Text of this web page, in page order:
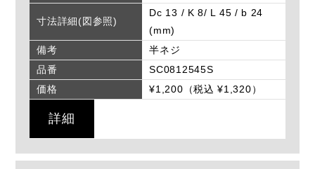
寸法詳細(図参照)
Dc 13 / K 8/ L 45 / b 24
(mm)
備考
半ネジ
品番
SC0812545S
価格
¥1,200（税込 ¥1,320）
詳細